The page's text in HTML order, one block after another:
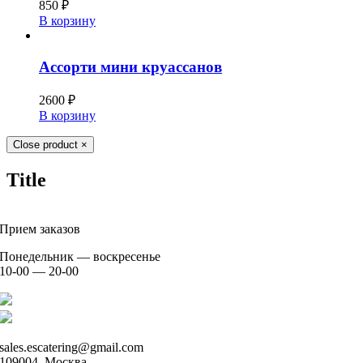
850 ₽
В корзину
Ассорти мини круассанов
2600 ₽
В корзину
Close product ×
Title
Прием заказов
Понедельник — воскресенье
10-00 — 20-00
sales.escatering@gmail.com